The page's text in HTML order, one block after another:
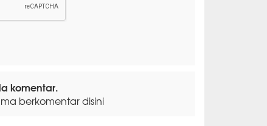
komentar.
berkomentar disini